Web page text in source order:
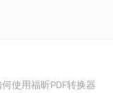
使用福昕PDF转换器